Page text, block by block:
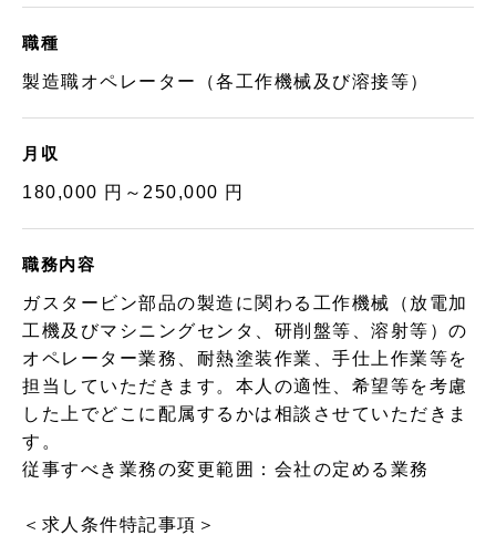
職種
製造職オペレーター（各工作機械及び溶接等）
月収
180,000 円～250,000 円
職務内容
ガスタービン部品の製造に関わる工作機械（放電加
工機及びマシニングセンタ、研削盤等、溶射等）の
オペレーター業務、耐熱塗装作業、手仕上作業等を
担当していただきます。本人の適性、希望等を考慮
した上でどこに配属するかは相談させていただきま
す。
従事すべき業務の変更範囲：会社の定める業務
＜求人条件特記事項＞